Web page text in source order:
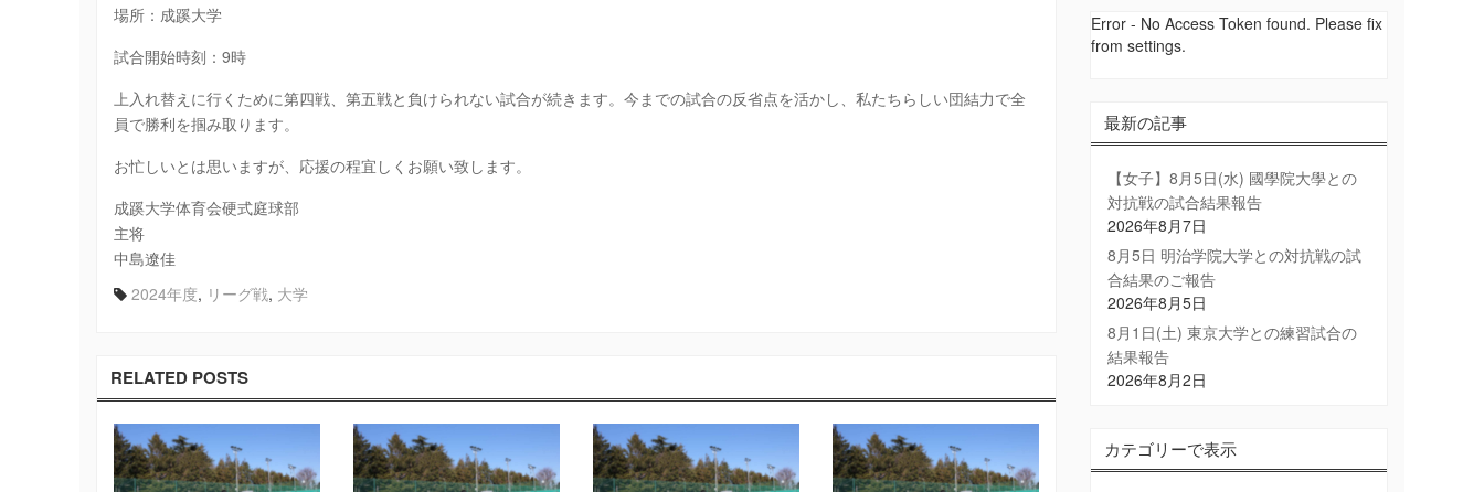
場所：成蹊大学
試合開始時刻：9時
上入れ替えに行くために第四戦、第五戦と負けられない試合が続きます。今までの試合の反省点を活かし、私たちらしい団結力で全
員で勝利を掴み取ります。
お忙しいとは思いますが、応援の程宜しくお願い致します。
成蹊大学体育会硬式庭球部
主将
中島遼佳
2024年度, リーグ戦, 大学
RELATED POSTS
Error - No Access Token found. Please fix
from settings.
最新の記事
【女子】8月5日(水) 國學院大學との
対抗戦の試合結果報告
2026年8月7日
8月5日 明治学院大学との対抗戦の試
合結果のご報告
2026年8月5日
8月1日(土) 東京大学との練習試合の
結果報告
2026年8月2日
カテゴリーで表示